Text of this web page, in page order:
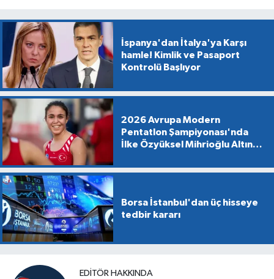
İspanya'dan İtalya'ya Karşı
hamle! Kimlik ve Pasaport
Kontrolü Başlıyor
2026 Avrupa Modern
Pentatlon Şampiyonası'nda
İlke Özyüksel Mihrioğlu Altın
Borsa İstanbul'dan üç hisseye
tedbir kararı
EDITÖR HAKKINDA